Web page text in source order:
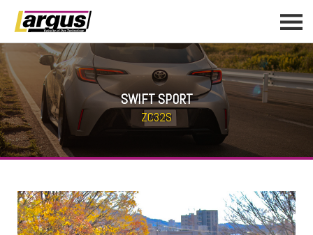
SWIFT SPORT
ZC32S